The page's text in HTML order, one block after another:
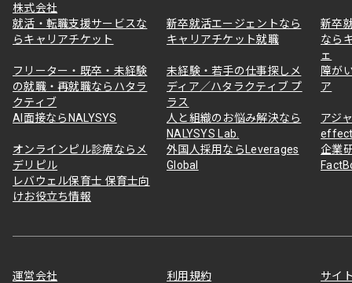
株式会社
就活・転職支援サービスな
らキャリアチケット
新卒就活エージェントなら
キャリアチケット就職
新卒
なら
ェ
フリーター・既卒・未経験
の就職・再就職ならハタラ
クティブ
未経験・若手の仕事探しメ
ディア／ハタラクティブ プ
ラス
障が
ア
AI面接ならNALYSYS
人と組織のお悩み解決なら
NALYSYS Lab.
アジ
オンラインピル診療ならメ
デリピル
外国人採用ならLeverages
Global
企業
レバウェル保育士 保育士向
けお役立ち情報
運営会社 利用規約 サイ